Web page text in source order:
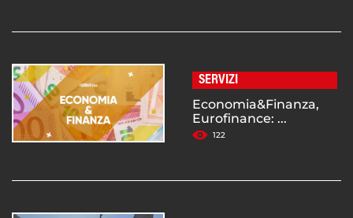
SERVIZI
Economia&Finanza,
Eurofinance: ...
122